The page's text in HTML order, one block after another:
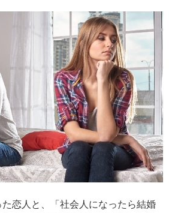
恋人と、「社会人になったら結婚